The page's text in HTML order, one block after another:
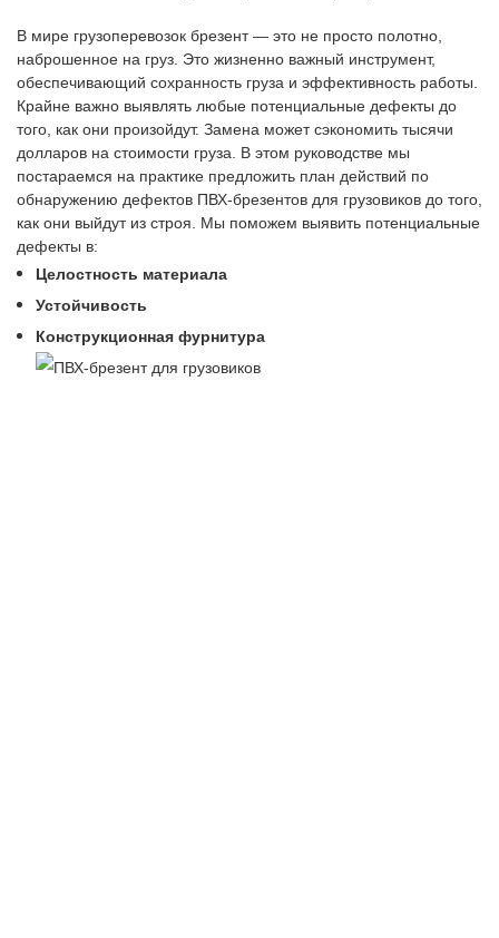
В мире грузоперевозок брезент — это не просто полотно,
наброшенное на груз. Это жизненно важный инструмент,
обеспечивающий сохранность груза и эффективность работы.
Крайне важно выявлять любые потенциальные дефекты до
того, как они произойдут. Замена может сэкономить тысячи
долларов на стоимости груза. В этом руководстве мы
постараемся на практике предложить план действий по
обнаружению дефектов ПВХ-брезентов для грузовиков до того,
как они выйдут из строя. Мы поможем выявить потенциальные
дефекты в:
Целостность материала
Устойчивость
Конструкционная фурнитура